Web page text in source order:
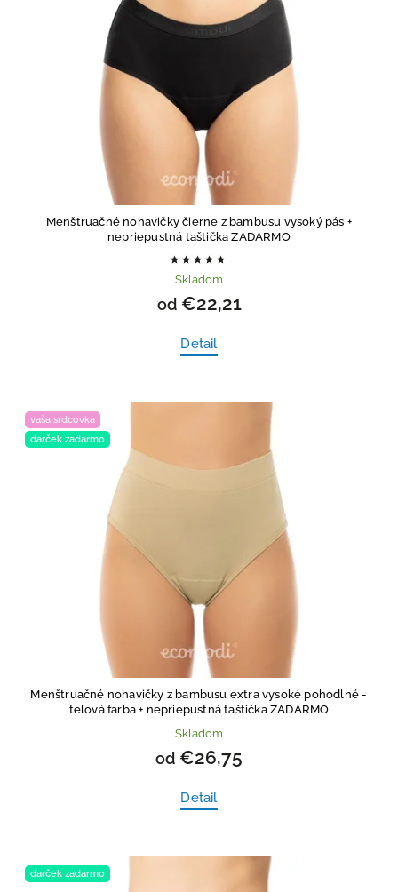
Menštruačné nohavičky čierne z bambusu vysoký pás +
nepriepustná taštička ZADARMO
Skladom
od€22,21
Detail
vaša srdcovka
darček zadarmo
Menštruačné nohavičky z bambusu extra vysoké pohodlné -
telová farba+ nepriepustná taštička ZADARMO
Skladom
od €26,75
Detail
darček zadarmo